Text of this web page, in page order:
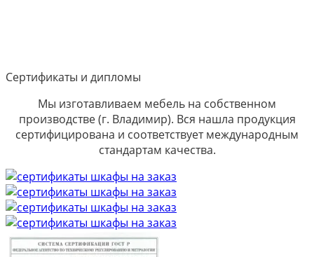
Сертификаты и дипломы
Мы изготавливаем мебель на собственном
производстве (г. Владимир). Вся нашла продукция
сертифицирована и соответствует международным
стандартам качества.